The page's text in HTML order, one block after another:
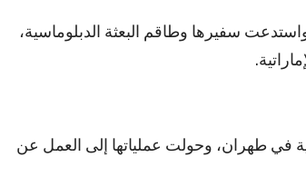
سفيرها وطاقم البعثة الدبلوماسية،
في طهران، وحولت عملياتها إلى العمل عن